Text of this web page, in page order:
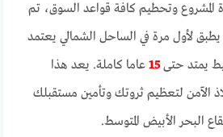
المشروع وتحطيم كافة قواعد السوق، تم
لأول مرة في الساحل الشمالي يعتمد
يمتد حتى15 عاما كاملة. يعد هذا
الآمن لتعظيم ثروتك وتأمين مستقبلك
البحر الأبيض المتوسط.